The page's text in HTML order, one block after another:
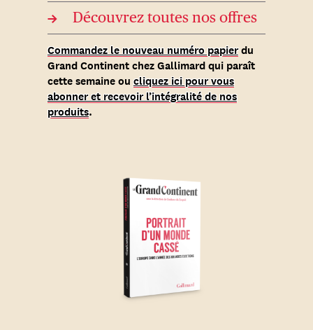
→ Découvrez toutes nos offres
Commandez le nouveau numéro papierdu
Grand Continent chez Gallimard qui paraît
cette semaine ou cliquez ici pour vous
abonner et recevoir l’intégralité de nos
produits.